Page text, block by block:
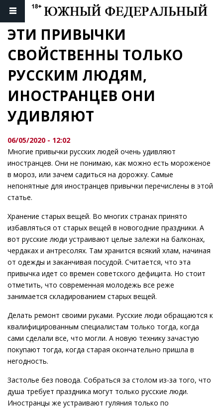
ЭТИ ПРИВЫЧКИ
СВОЙСТВЕННЫ ТОЛЬКО
РУССКИМ ЛЮДЯМ,
ИНОСТРАНЦЕВ ОНИ
УДИВЛЯЮТ
06/05/2020 - 12:02
Многие привычки русских людей очень удивляют
иностранцев. Они не понимаю, как можно есть мороженое
в мороз, или зачем садиться на дорожку. Самые
непонятные для иностранцев привычки перечислены в этой
статье.
Хранение старых вещей. Во многих странах принято
избавляться от старых вещей в новогодние праздники. А
вот русские люди устраивают целые залежи на балконах,
чердаках и антресолях. Там хранится всякий хлам, начиная
от одежды и заканчивая посудой. Считается, что эта
привычка идет со времен советского дефицита. Но стоит
отметить, что современная молодежь все реже
занимается складированием старых вещей.
Делать ремонт своими руками. Русские люди обращаются к
квалифицированным специалистам только тогда, когда
сами сделали все, что могли. А новую технику зачастую
покупают тогда, когда старая окончательно пришла в
негодность.
Застолье без повода. Собраться за столом из-за того, что
душа требует праздника могут только русские люди.
Иностранцы же устраивают гуляния только по